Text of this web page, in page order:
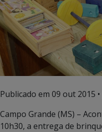
Publicado em 09 out 2015
Campo Grande (MS) –
10h30, a entrega de